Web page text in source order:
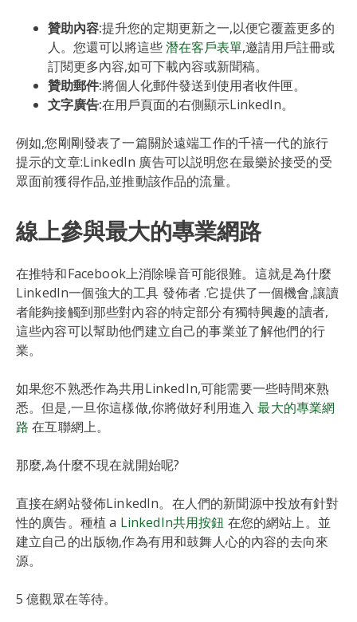
贊助內容:提升您的定期更新之一,以便它覆蓋更多的
人。您還可以將這些潛在客戶表單,邀請用戶註冊或
訂閱更多內容,如可下載內容或新聞稿。
贊助郵件:將個人化郵件發送到使用者收件匣。
文字廣告:在用戶頁面的右側顯示LinkedIn。
例如,您剛剛發表了一篇關於遠端工作的千禧一代的旅行
提示的文章:LinkedIn 廣告可以説明您在最樂於接受的受
眾面前獲得作品,並推動該作品的流量。
線上參與最大的專業網路
在推特和Facebook上消除噪音可能很難。這就是為什麼
LinkedIn一個強大的工具 發佈者 .它提供了一個機會,讓讀
者能夠接觸到那些對內容的特定部分有獨特興趣的讀者,
這些內容可以幫助他們建立自己的事業並了解他們的行
業。
如果您不熟悉作為共用LinkedIn,可能需要一些時間來熟
悉。但是,一旦你這樣做,你將做好利用進入最大的專業網
路 在互聯網上。
那麼,為什麼不現在就開始呢?
直接在網站發佈LinkedIn。在人們的新聞源中投放有針對
性的廣告。種植 a LinkedIn共用按鈕 在您的網站上。並
建立自己的出版物,作為有用和鼓舞人心的內容的去向來
源。
5 億觀眾在等待。